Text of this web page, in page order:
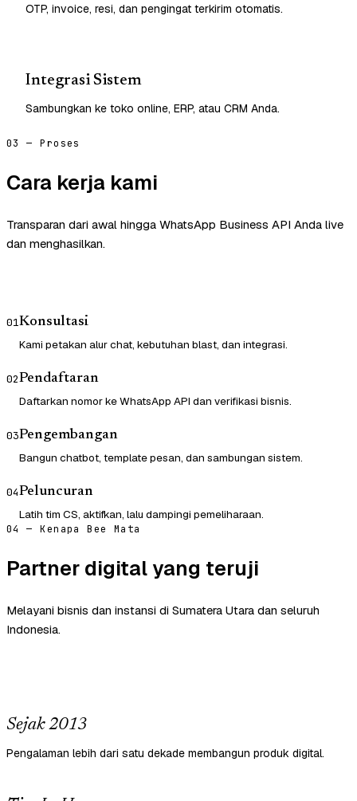
OTP, invoice, resi, dan pengingat terkirim otomatis.
Integrasi Sistem
Sambungkan ke toko online, ERP, atau CRM Anda.
03 — Proses
Cara kerja kami
Transparan dari awal hingga WhatsApp Business API Anda live
dan menghasilkan.
01Konsultasi
Kami petakan alur chat, kebutuhan blast, dan integrasi.
02Pendaftaran
Daftarkan nomor ke WhatsApp API dan verifikasi bisnis.
03Pengembangan
Bangun chatbot, template pesan, dan sambungan sistem.
04Peluncuran
Latih tim CS, aktifkan, lalu dampingi pemeliharaan.
04 — Kenapa Bee Mata
Partner digital yang teruji
Melayani bisnis dan instansi di Sumatera Utara dan seluruh
Indonesia.
Sejak 2013
Pengalaman lebih dari satu dekade membangun produk digital.